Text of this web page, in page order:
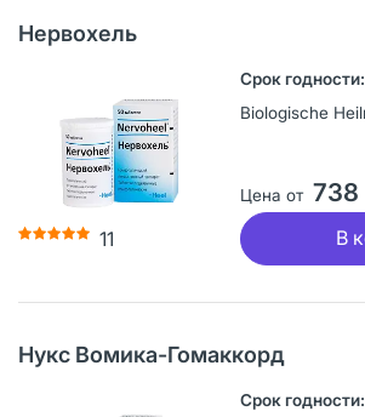
Нервохель
11
Цена от 738
В
Нукс Вомика-Гомаккорд